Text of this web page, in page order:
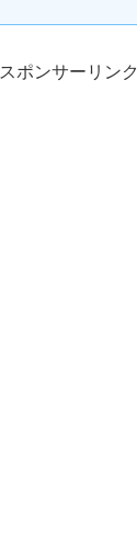
スポンサーリンク